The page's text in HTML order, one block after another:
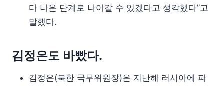
다 나은 단계로 나아갈 수 있겠다고 생각했다”고
말했다.
김정은도 바빴다.
김정은(북한 국무위원장)은 지난해 러시아에 파